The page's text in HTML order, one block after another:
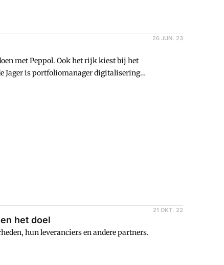
26 JUN. 23
met Peppol. Ook het rijk kiest bij het
Jager is portfoliomanager digitalisering
21 OKT. 22
het doel
hun leveranciers en andere partners.